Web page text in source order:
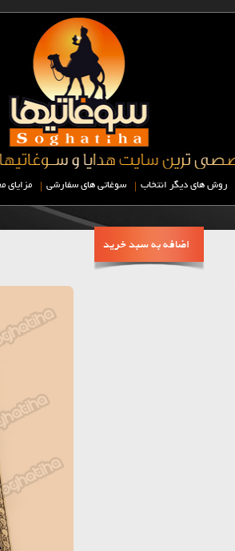
اضافه به سبد خرید
روش های دیگر انتخاب | سوغاتی های سفارشی | مزایای